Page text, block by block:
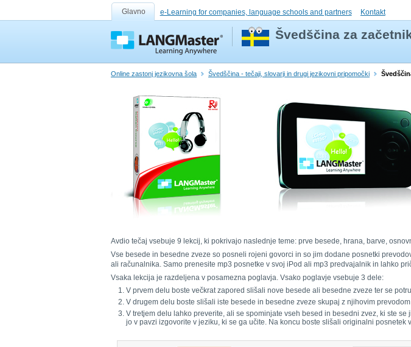
Glavno e-Learning for companies, language schools and partners Kontakt
Švedščina za
Online zastonj jezikovna šola Švedščina - tečaji, slovarji in drugi jezikovni pripomočki
Avdio tečaj vsebuje 9 lekcij, ki pokrivajo naslednje teme: prve besede, hrana, barve,
Vse besede in besedne zveze so posneli rojeni govorci in so jim dodane posnetki
ali računalnika. Samo prenesite mp3 posnetke v svoj iPod ali mp3 predvajalnik in lahko
Vsaka lekcija je razdeljena v posamezna poglavja. Vsako poglavje vsebuje 3 dele:
V prvem delu boste večkrat zapored slišali nove besede ali besedne zveze ter se
V drugem delu boste slišali iste besede in besedne zveze skupaj z njihovim
V tretjem delu lahko preverite, ali se spominjate vseh besed in besedni zvez, ki ste
jo v pavzi izgovorite v jeziku, ki se ga učite. Na koncu boste slišali originalni